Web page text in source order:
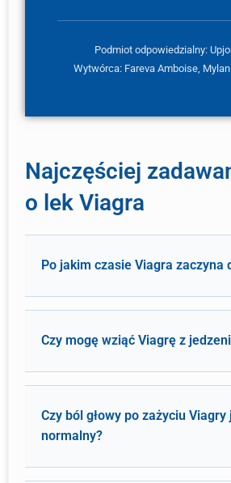
Podmiot odpowiedzialny:
Wytwórca: Fareva Amboise,
Najczęściej
o lek Viagra
Po jakim czasie Viagra zaczyna
Czy mogę wziąć Viagrę z
Czy ból głowy po zażyciu Viagry
normalny?